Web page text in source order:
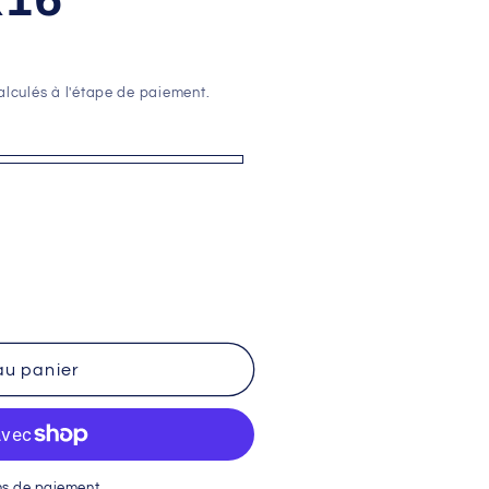
à l'étape de paiement.
panier